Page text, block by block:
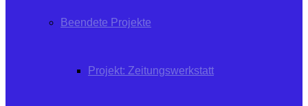
Beendete Projekte
Projekt: Zeitungswerkstatt